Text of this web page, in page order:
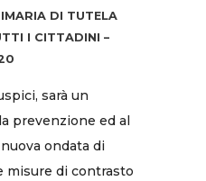
DI TUTELA
I CITTADINI –
sarà un
prevenzione ed al
ondata di
misure di contrasto